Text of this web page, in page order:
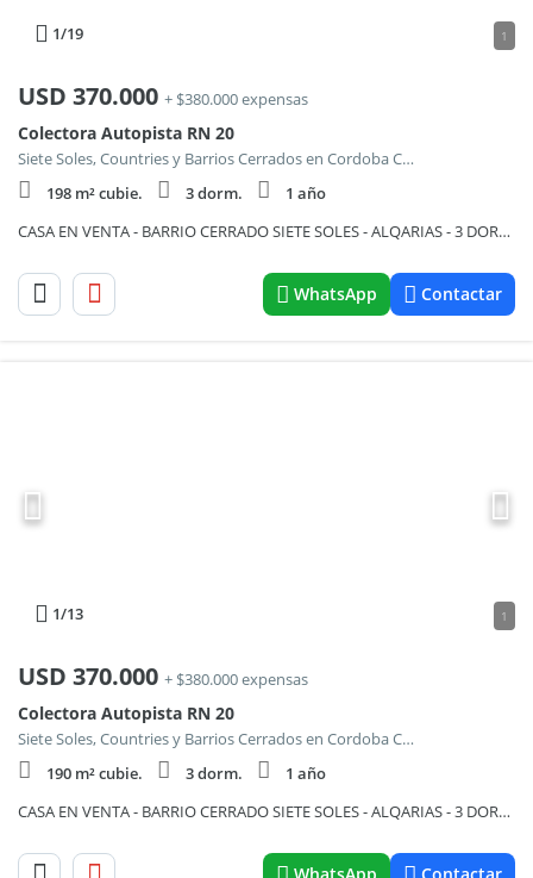
1/19 1
USD 370.000 + $380.000 expensas
Colectora Autopista RN 20
Siete Soles, Countries y Barrios Cerrados en Cordoba Capital
198 m² cubie.
3 dorm.
1 año
CASA EN VENTA - BARRIO CERRADO SIETE SOLES - ALQARIAS - 3 DORMITORIOS
WhatsApp Contactar
1/13 1
USD 370.000 + $380.000 expensas
Colectora Autopista RN 20
Siete Soles, Countries y Barrios Cerrados en Cordoba Capital
190 m² cubie.
3 dorm.
1 año
CASA EN VENTA - BARRIO CERRADO SIETE SOLES - ALQARIAS - 3 DORMITORIOS